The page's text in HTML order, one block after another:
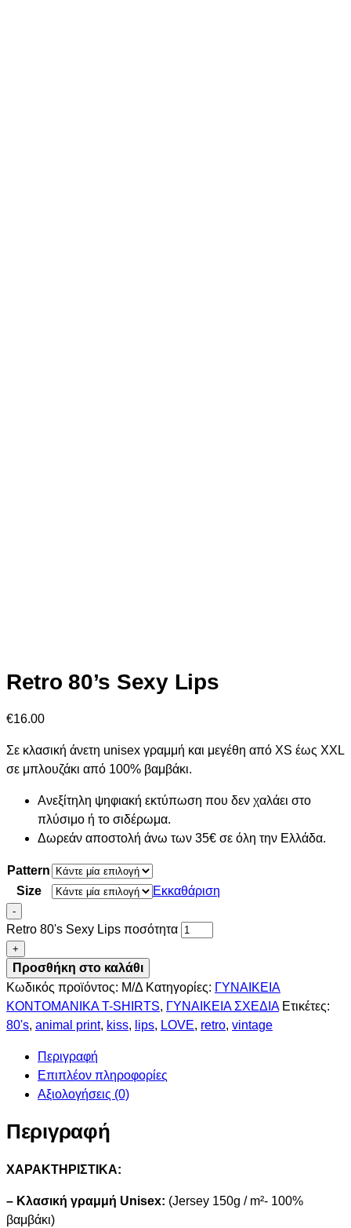
Retro 80’s Sexy Lips
€16.00
Σε κλασική άνετη unisex γραμμή και μεγέθη από XS έως XXL
σε μπλουζάκι από 100% βαμβάκι.
Ανεξίτηλη ψηφιακή εκτύπωση που δεν χαλάει στο
πλύσιμο ή το σιδέρωμα.
Δωρεάν αποστολή άνω των 35€ σε όλη την Ελλάδα.
Pattern
Size
Εκκαθάριση
-
Retro 80's Sexy Lips ποσότητα
+
Προσθήκη στο καλάθι
Κωδικός προϊόντος: Μ/Δ Κατηγορίες: ΓΥΝΑΙΚΕΙΑ
ΚΟΝΤΟΜΑΝΙΚΑ T-SHIRTS, ΓΥΝΑΙΚΕΙΑ ΣΧΕΔΙΑ Ετικέτες:
80's, animal print, kiss, lips, LOVE, retro, vintage
Περιγραφή
Επιπλέον πληροφορίες
Αξιολογήσεις (0)
Περιγραφή
ΧΑΡΑΚΤΗΡΙΣΤΙΚΑ:
– Κλασική γραμμή Unisex: (Jersey 150g / m²- 100%
βαμβάκι)